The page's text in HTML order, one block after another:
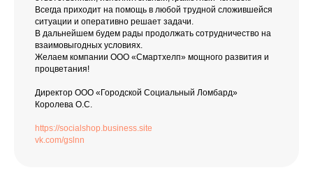
Всегда приходит на помощь в любой трудной сложившейся
ситуации и оперативно решает задачи.
В дальнейшем будем рады продолжать сотрудничество на
взаимовыгодных условиях.
Желаем компании ООО «Смартхелп» мощного развития и
процветания!
Директор ООО «Городской Социальный Ломбард»
Королева О.С.
https://socialshop.business.site
vk.com/gslnn